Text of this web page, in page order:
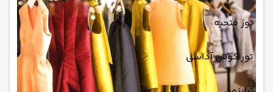
تور فتحیه
تور کوش آداسی